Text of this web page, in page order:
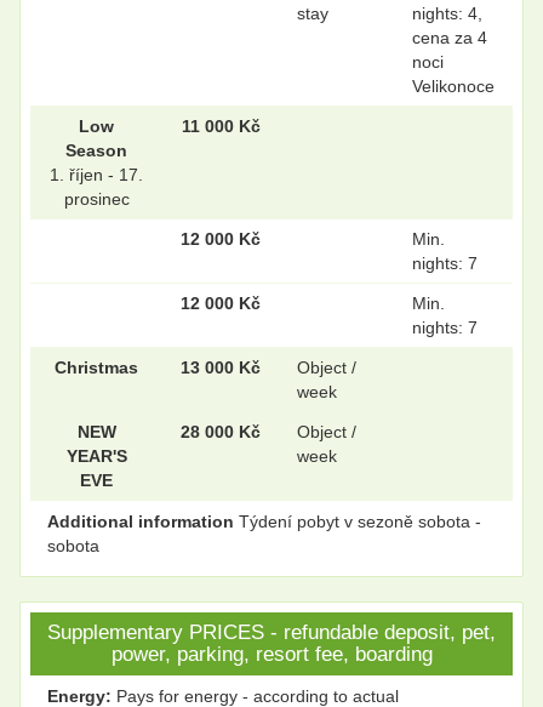
stay
nights: 4,
cena za 4
noci
Velikonoce
Low
Season
1. říjen - 17.
prosinec
11 000 Kč
12 000 Kč
Min.
nights: 7
12 000 Kč
Min.
nights: 7
Christmas 13 000 Kč
Object /
week
NEW
YEAR'S
EVE
28 000 Kč
Object /
week
Additional information Týdení pobyt v sezoně sobota -
sobota
Supplementary PRICES - refundable deposit, pet,
power, parking, resort fee, boarding
Energy: Pays for energy - according to actual